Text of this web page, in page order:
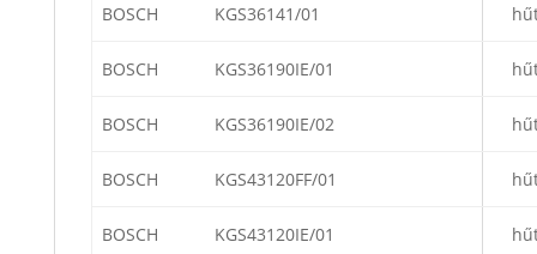
BOSCH KGS36141/01
BOSCH KGS36190IE/01
BOSCH KGS36190IE/02
BOSCH KGS43120FF/01
BOSCH KGS43120IE/01